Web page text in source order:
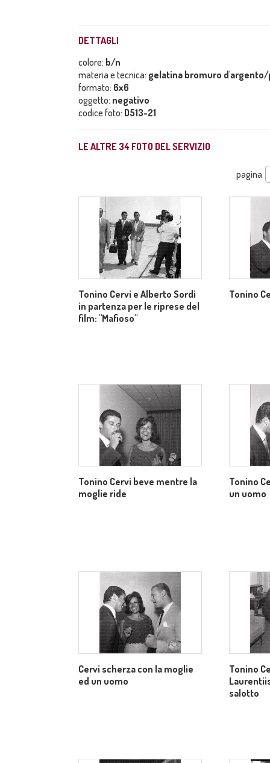
DETTAGLI
colore: b/n
materia e tecnica: gelatina bromuro
formato: 6x6
oggetto: negativo
codice foto: D513-21
LE ALTRE 34 FOTO DEL SERVIZIO
pagina
Tonino Cervi e Alberto Sordi
in partenza per le riprese del
film: "Mafioso"
Tonino
Tonino Cervi beve mentre la
moglie ride
Tonino
un uomo
Cervi scherza con la moglie
ed un uomo
Tonino
salotto